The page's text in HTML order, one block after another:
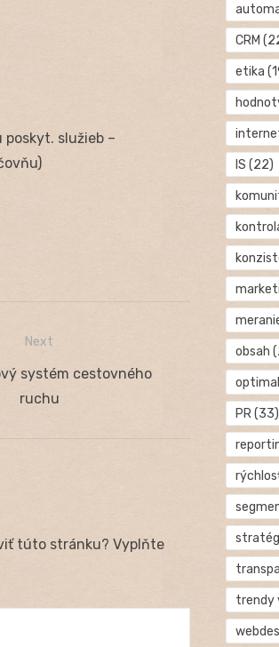
služieb –
Next
systém cestovného
ruchu
túto stránku? Vyplňte
CRM
etika
IS (22)
obsah
PR(33)
trendy